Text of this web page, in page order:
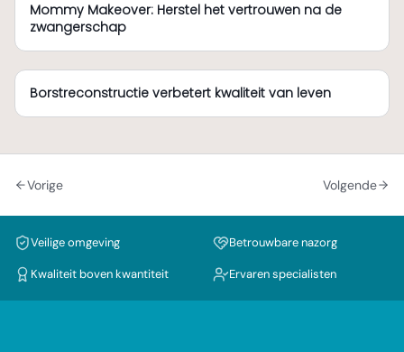
Mommy Makeover: Herstel het vertrouwen na de
zwangerschap
Borstreconstructie verbetert kwaliteit van leven
Vorige Volgende
Veilige omgeving Betrouwbare nazorg
Kwaliteit boven kwantiteit Ervaren specialisten